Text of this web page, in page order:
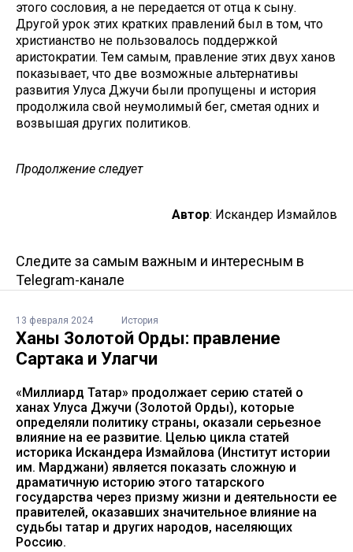
этого сословия, а не передается от отца к сыну.
Другой урок этих кратких правлений был в том, что
христианство не пользовалось поддержкой
аристократии. Тем самым, правление этих двух ханов
показывает, что две возможные альтернативы
развития Улуса Джучи были пропущены и история
продолжила свой неумолимый бег, сметая одних и
возвышая других политиков.
Продолжение следует
Автор: Искандер Измайлов
Следите за самым важным и интересным в
Telegram-канале
13 февраля 2024 История
Ханы Золотой Орды: правление
Cартака и Улагчи
«Миллиард Татар» продолжает серию статей о
ханах Улуса Джучи (Золотой Орды), которые
определяли политику страны, оказали серьезное
влияние на ее развитие. Целью цикла статей
историка Искандера Измайлова (Институт истории
им. Марджани) является показать сложную и
драматичную историю этого татарского
государства через призму жизни и деятельности ее
правителей, оказавших значительное влияние на
судьбы татар и других народов, населяющих
Россию.